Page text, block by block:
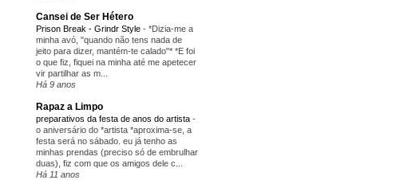
Cansei de Ser Hétero
Prison Break - Grindr Style - *Dizia-me a
minha avó, "quando não tens nada de
jeito para dizer, mantém-te calado"* *E foi
o que fiz, fiquei na minha até me apetecer
vir partilhar as m...
Há 9 anos
Rapaz a Limpo
preparativos da festa de anos do artista -
o aniversário do *artista *aproxima-se, a
festa será no sábado. eu já tenho as
minhas prendas (preciso só de embrulhar
duas), fiz com que os amigos dele c...
Há 11 anos